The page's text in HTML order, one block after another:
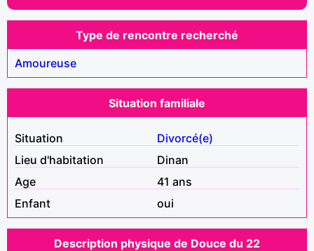
Type de rencontre recherché
Amoureuse
Situation familiale
Situation
Divorcé(e)
Lieu d'habitation
Dinan
Age
41 ans
Enfant
oui
Description physique de Douce du 22